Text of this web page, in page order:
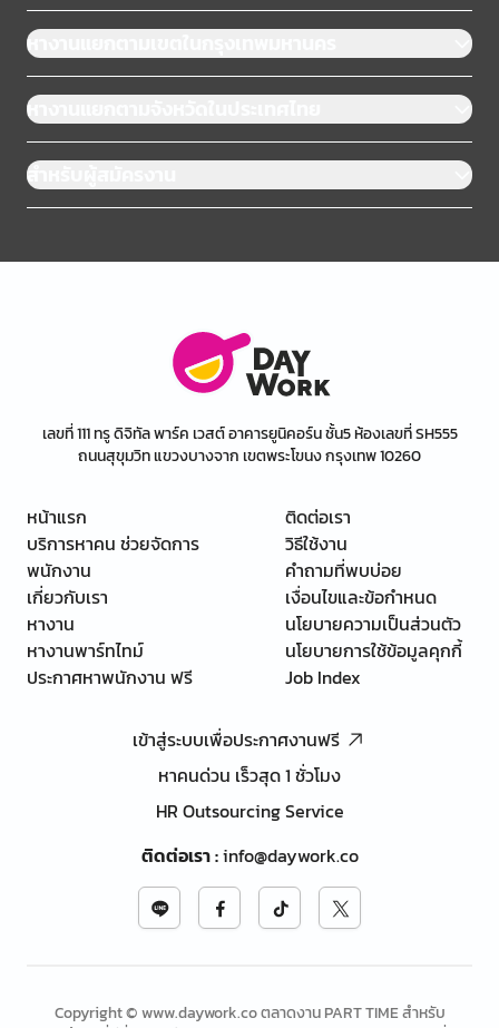
หางานแยกตามเขตในกรุงเทพมหานคร
หางานแยกตามจังหวัดในประเทศไทย
สำหรับผู้สมัครงาน
เลขที่ 111 ทรู ดิจิทัล พาร์ค เวสต์ อาคารยูนิคอร์น ชั้น5 ห้องเลขที่ SH555
ถนนสุขุมวิท แขวงบางจาก เขตพระโขนง กรุงเทพ 10260
หน้าแรก
บริการหาคน ช่วยจัดการ
พนักงาน
เกี่ยวกับเรา
หางาน
หางานพาร์ทไทม์
ประกาศหาพนักงาน ฟรี
ติดต่อเรา
วิธีใช้งาน
คำถามที่พบบ่อย
เงื่อนไขและข้อกำหนด
นโยบายความเป็นส่วนตัว
นโยบายการใช้ข้อมูลคุกกี้
Job Index
เข้าสู่ระบบเพื่อประกาศงานฟรี
หาคนด่วน เร็วสุด 1 ชั่วโมง
HR Outsourcing Service
ติดต่อเรา:info@daywork.co
Copyright © www.daywork.co ตลาดงาน PART TIME สำหรับ